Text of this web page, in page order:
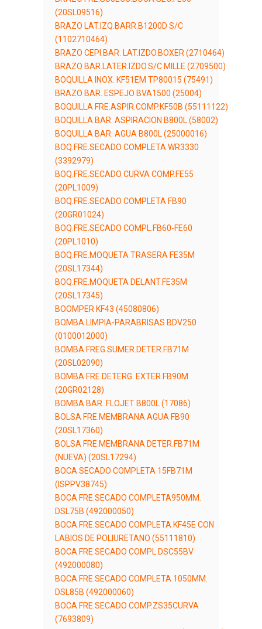
(20SL09516)
BRAZO LAT.IZQ.BARR.B1200D S/C
(1102710464)
BRAZO CEPI.BAR. LAT.IZDO.BOXER (2710464)
BRAZO BAR.LATER.IZDO.S/C MILLE (2709500)
BOQUILLA INOX. KF51EM TP80015 (75491)
BRAZO BAR. ESPEJO BVA1500 (25004)
BOQUILLA FRE.ASPIR.COMP.KF50B (55111122)
BOQUILLA BAR. ASPIRACION B800L (58002)
BOQUILLA BAR. AGUA B800L (25000016)
BOQ.FRE.SECADO COMPLETA WR3330
(3392979)
BOQ.FRE.SECADO CURVA COMP.FE55
(20PL1009)
BOQ.FRE.SECADO COMPLETA FB90
(20GR01024)
BOQ.FRE.SECADO COMPL.FB60-FE60
(20PL1010)
BOQ.FRE.MOQUETA TRASERA FE35M
(20SL17344)
BOQ.FRE.MOQUETA DELANT.FE35M
(20SL17345)
BOOMPER KF43 (45080806)
BOMBA LIMPIA-PARABRISAS BDV250
(0100012000)
BOMBA FREG.SUMER.DETER.FB71M
(20SL02090)
BOMBA FRE.DETERG. EXTER.FB90M
(20GR02128)
BOMBA BAR. FLOJET B800L (17086)
BOLSA FRE.MEMBRANA AGUA FB90
(20SL17360)
BOLSA FRE.MEMBRANA DETER.FB71M
(NUEVA) (20SL17294)
BOCA SECADO COMPLETA 15FB71M
(ISPPV38745)
BOCA FRE.SECADO COMPLETA950MM.
DSL75B (492000050)
BOCA FRE.SECADO COMPLETA KF45E CON
LABIOS DE POLIURETANO (55111810)
BOCA FRE.SECADO COMPL.DSC55BV
(492000080)
BOCA FRE.SECADO COMPLETA 1050MM.
DSL85B (492000060)
BOCA FRE.SECADO COMP.ZS35CURVA
(7693809)